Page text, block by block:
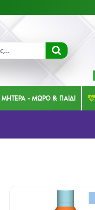
ΜΗΤΕΡΑ - ΜΩΡΟ & ΠΑΙΔΙ